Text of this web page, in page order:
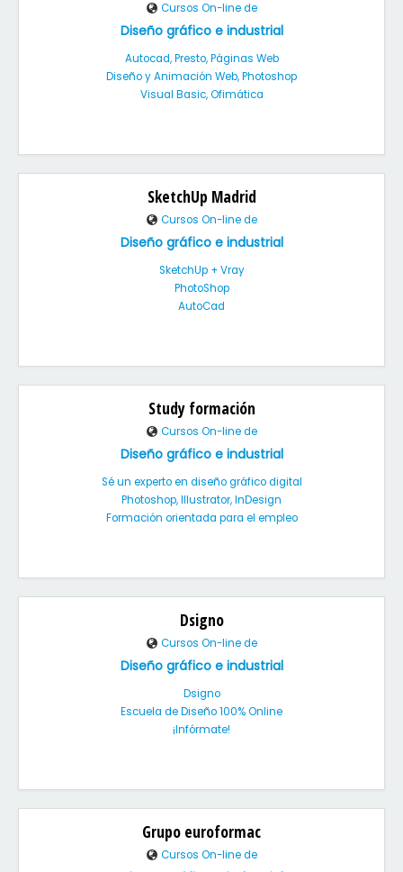
Cursos On-line de
Diseño gráfico e industrial
Autocad, Presto, Páginas Web
Diseño y Animación Web, Photoshop
Visual Basic, Ofimática
SketchUp Madrid
Cursos On-line de
Diseño gráfico e industrial
SketchUp + Vray
PhotoShop
AutoCad
Study formación
Cursos On-line de
Diseño gráfico e industrial
Sé un experto en diseño gráfico digital
Photoshop, Illustrator, InDesign
Formación orientada para el empleo
Dsigno
Cursos On-line de
Diseño gráfico e industrial
Dsigno
Escuela de Diseño 100% Online
¡Infórmate!
Grupo euroformac
Cursos On-line de